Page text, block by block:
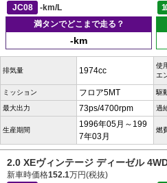
JC08
-km/L
満タンでどこまで走る？
-km
排気量 1974cc
使
エ
ミッション フロア5MT 駆
最大出力 73ps/4700rpm 過
生産期間
1996年05月～199
7年03月
燃
2.0 XEヴィンテージ ディーゼル
新車時価格152.1万円(税抜)